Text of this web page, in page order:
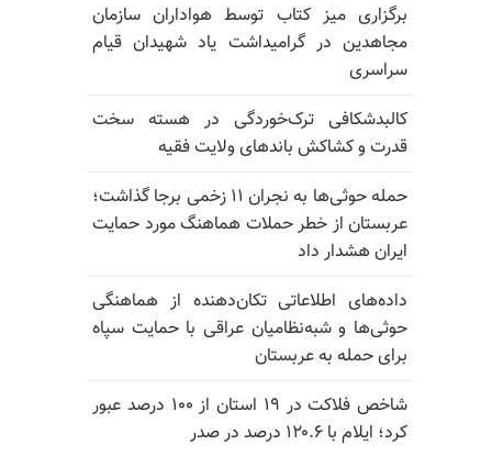
برگزاری میز کتاب توسط هواداران سازمان
مجاهدین در گرامیداشت یاد شهیدان قیام
سراسری
کالبدشکافی ترک‌خوردگی در هسته سخت
قدرت و کشاکش باندهای ولایت فقیه
حمله حوثی‌ها به نجران ۱۱ زخمی برجا گذاشت؛
عربستان از خطر حملات هماهنگ مورد حمایت
ایران هشدار داد
داده‌های اطلاعاتی تکان‌دهنده از هماهنگی
حوثی‌ها و شبه‌نظامیان عراقی با حمایت سپاه
برای حمله به عربستان
شاخص فلاکت در ۱۹ استان از ۱۰۰ درصد عبور
کرد؛ ایلام با ۱۲۰.۶ درصد در صدر